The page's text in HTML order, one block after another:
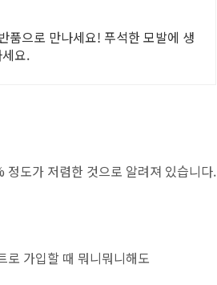
품으로 만나세요! 푸석한 모발에 생
요.
도가 저렴한 것으로 알려져 있습니다.
로 가입할 때 뭐니뭐니해도